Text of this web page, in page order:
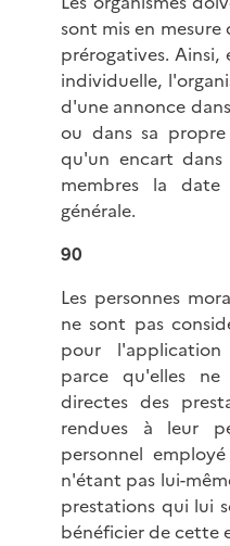
sont mis en
prérogatives.
individuelle,
d'une annonce
ou dans sa
qu'un encart
membres la
générale.
90
Les personnes
ne sont pas
pour l'application
parce qu'elles
directes des
rendues à leur
personnel
n'étant pas lui-
prestations qui lui
bénéficier de cette